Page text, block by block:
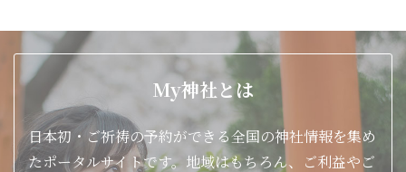
My神社とは
日本初・ご祈祷の予約ができる全国の神社情報を集め
たポータルサイトです。地域はもちろん、ご利益やご